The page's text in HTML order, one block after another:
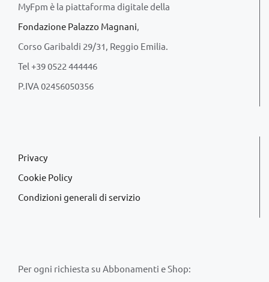
MyFpm è la piattaforma digitale della
Fondazione Palazzo Magnani,
Corso Garibaldi 29/31, Reggio Emilia.
Tel +39 0522 444446
P.IVA 02456050356
Privacy
Cookie Policy
Condizioni generali di servizio
Per ogni richiesta su Abbonamenti e Shop: